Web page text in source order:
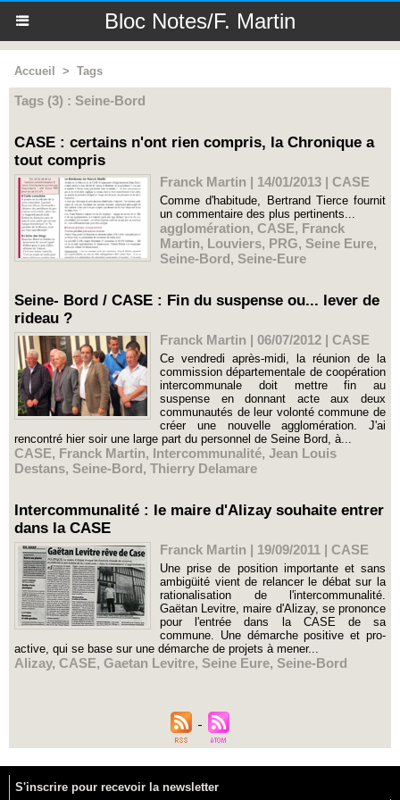
Bloc Notes/F. Martin
Accueil > Tags
Tags (3) : Seine-Bord
CASE : certains n'ont rien compris, la Chronique a
tout compris
Franck Martin | 14/01/2013 | CASE
Comme d'habitude, Bertrand Tierce fournit
un commentaire des plus pertinents...
agglomération, CASE, Franck
Martin, Louviers, PRG, Seine Eure,
Seine-Bord, Seine-Eure
Seine- Bord / CASE : Fin du suspense ou... lever de
rideau ?
Franck Martin | 06/07/2012 | CASE
Ce vendredi après-midi, la réunion de la
commission départementale de coopération
intercommunale doit mettre fin au
suspense en donnant acte aux deux
communautés de leur volonté commune de
créer une nouvelle agglomération. J'ai
rencontré hier soir une large part du personnel de Seine Bord, à...
CASE, Franck Martin, Intercommunalité, Jean Louis
Destans, Seine-Bord, Thierry Delamare
Intercommunalité : le maire d'Alizay souhaite entrer
dans la CASE
Franck Martin | 19/09/2011 | CASE
Une prise de position importante et sans
ambigüité vient de relancer le débat sur la
rationalisation de l'intercommunalité.
Gaëtan Levitre, maire d'Alizay, se prononce
pour l'entrée dans la CASE de sa
commune. Une démarche positive et pro-
active, qui se base sur une démarche de projets à mener...
Alizay, CASE, Gaetan Levitre, Seine Eure, Seine-Bord
S'inscrire pour recevoir la newsletter